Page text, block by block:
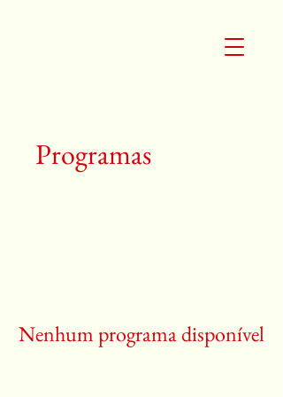
Programas
Nenhum programa disponível